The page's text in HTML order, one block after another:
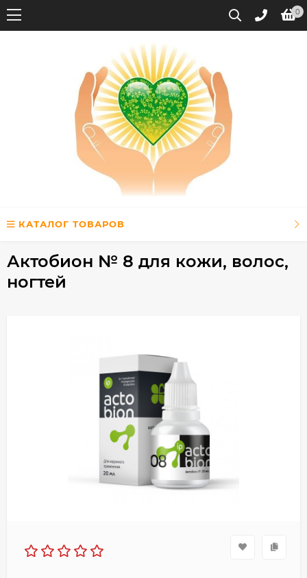
0
КАТАЛОГ ТОВАРОВ
Актобион № 8 для кожи, волос,
ногтей